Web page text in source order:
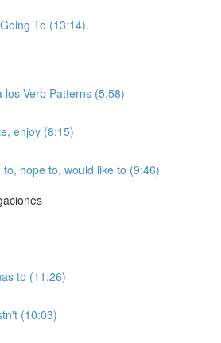
To (13:14)
los Verb Patterns (5:58)
enjoy (8:15)
to, hope to, would like to (9:46)
to (11:26)
(10:03)